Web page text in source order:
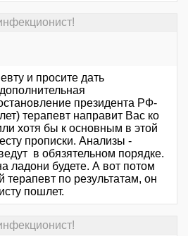
и просите дать
президента РФ-
терапевт направит Вас ко
хотя бы к основным в этой
прописки. Анализы -
в обязятельном порядке.
ладони будете. А вот потом
терапевт по результатам, он
пошлет.